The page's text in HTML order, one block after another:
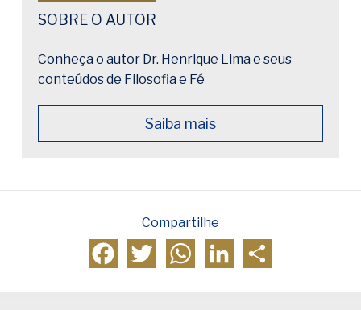
SOBRE O AUTOR
Conheça o autor Dr. Henrique Lima e seus
conteúdos de Filosofia e Fé
Saiba mais
Compartilhe
FacebookTwitter WhatsAppLinkedIn